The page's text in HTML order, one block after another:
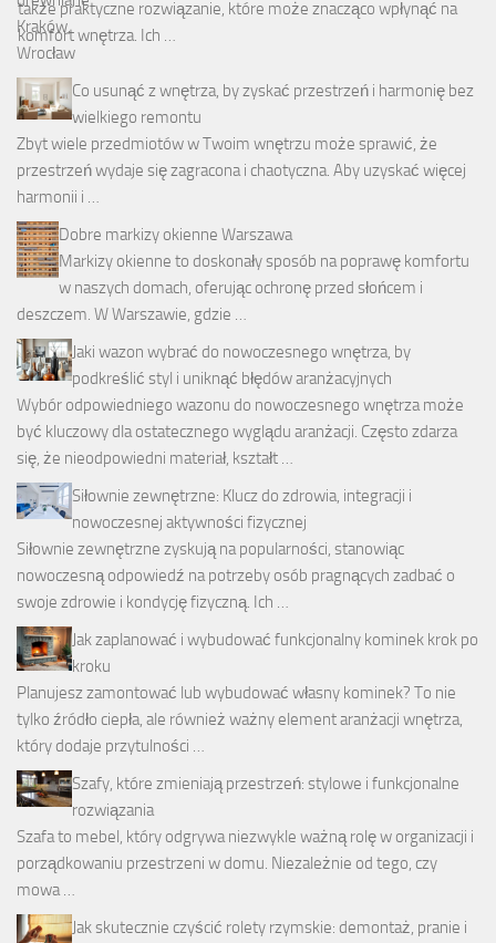
także praktyczne rozwiązanie, które może znacząco wpłynąć na
komfort wnętrza. Ich …
Co usunąć z wnętrza, by zyskać przestrzeń i harmonię bez
wielkiego remontu
Zbyt wiele przedmiotów w Twoim wnętrzu może sprawić, że
przestrzeń wydaje się zagracona i chaotyczna. Aby uzyskać więcej
harmonii i …
Dobre markizy okienne Warszawa
Markizy okienne to doskonały sposób na poprawę komfortu
w naszych domach, oferując ochronę przed słońcem i
deszczem. W Warszawie, gdzie …
Jaki wazon wybrać do nowoczesnego wnętrza, by
podkreślić styl i uniknąć błędów aranżacyjnych
Wybór odpowiedniego wazonu do nowoczesnego wnętrza może
być kluczowy dla ostatecznego wyglądu aranżacji. Często zdarza
się, że nieodpowiedni materiał, kształt …
Siłownie zewnętrzne: Klucz do zdrowia, integracji i
nowoczesnej aktywności fizycznej
Siłownie zewnętrzne zyskują na popularności, stanowiąc
nowoczesną odpowiedź na potrzeby osób pragnących zadbać o
swoje zdrowie i kondycję fizyczną. Ich …
Jak zaplanować i wybudować funkcjonalny kominek krok po
kroku
Planujesz zamontować lub wybudować własny kominek? To nie
tylko źródło ciepła, ale również ważny element aranżacji wnętrza,
który dodaje przytulności …
Szafy, które zmieniają przestrzeń: stylowe i funkcjonalne
rozwiązania
Szafa to mebel, który odgrywa niezwykle ważną rolę w organizacji i
porządkowaniu przestrzeni w domu. Niezależnie od tego, czy
mowa …
Jak skutecznie czyścić rolety rzymskie: demontaż, pranie i